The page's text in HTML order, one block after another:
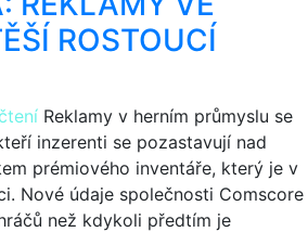
ROSTOUCÍ
Reklamy v herním průmyslu se
inzerenti se pozastavují nad
prémiového inventáře, který je v
Nové údaje společnosti Comscore
než kdykoli předtím je